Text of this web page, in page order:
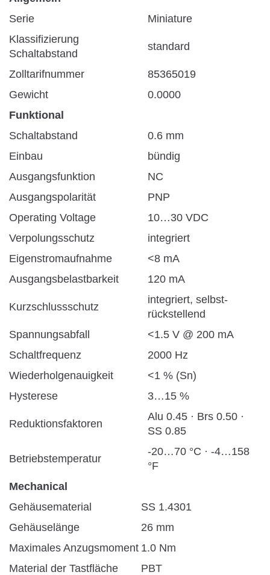
Serie
Miniature
Klassifizierung
Schaltabstand
standard
Zolltarifnummer
85365019
Gewicht
0.0000
Funktional
Schaltabstand
0.6 mm
Einbau
bündig
Ausgangsfunktion
NC
Ausgangspolarität
PNP
Operating Voltage
10…30 VDC
Verpolungsschutz
integriert
Eigenstromaufnahme
<8 mA
Ausgangsbelastbarkeit
120 mA
Kurzschlussschutz
integriert, selbst-
rückstellend
Spannungsabfall
<1.5 V @ 200 mA
Schaltfrequenz
2000 Hz
Wiederholgenauigkeit
<1 % (Sn)
Hysterese
3…15 %
Reduktionsfaktoren
Alu 0.45 · Brs 0.50 ·
SS 0.85
Betriebstemperatur
-20…70 °C · -4…158
°F
Mechanical
Gehäusematerial
SS 1.4301
Gehäuselänge
26 mm
Maximales Anzugsmoment 1.0 Nm
Material der Tastfläche
PBT